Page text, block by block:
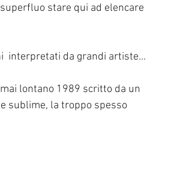
stare qui ad elencare
interpretati da grandi artiste...
lontano 1989 scritto da un
sublime, la troppo spesso